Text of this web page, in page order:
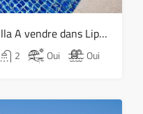
2 Chambre 2 Salle de bain Villa A vendre dans Lipa Noi – HS0796
2 Oui Oui